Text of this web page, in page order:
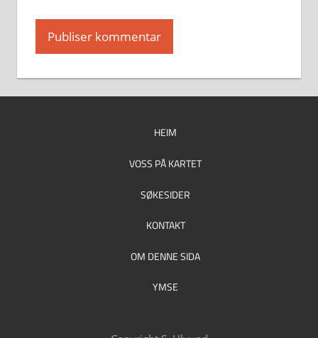
HEIM
VOSS PÅ KARTET
SØKESIDER
KONTAKT
OM DENNE SIDA
YMSE